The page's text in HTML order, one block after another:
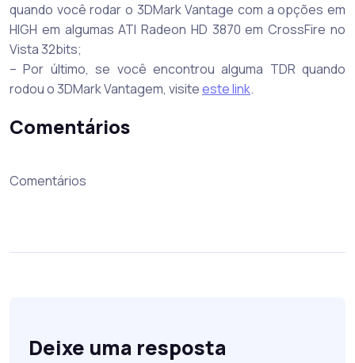
quando você rodar o 3DMark Vantage com a opções em
HIGH em algumas ATI Radeon HD 3870 em CrossFire no
Vista 32bits;
– Por último, se você encontrou alguma TDR quando
rodou o 3DMark Vantagem, visiteeste link.
Comentários
Comentários
Deixe uma resposta